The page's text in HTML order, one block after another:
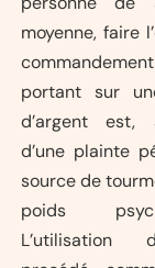
moyenne, faire
portant sur
d’argent est,
d’une plainte
source de
poids
L’utilisation